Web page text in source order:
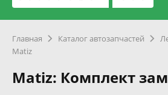
Главная Каталог автозапчастей
Matiz
Matiz: Комплект